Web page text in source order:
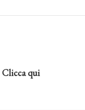
Clicca qui